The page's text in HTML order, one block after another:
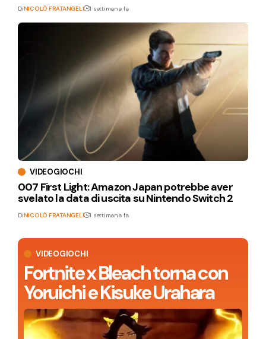
VIDEOGIOCHI
Fortnite x Bleach torna con
Yoruichi e Kisuke Urahara
DiNICOLÒ FRATANGELI 1 settimana fa
VIDEOGIOCHI
007 First Light: Amazon Japan potrebbe aver
svelato la data di uscita su Nintendo Switch 2
DiNICOLÒ FRATANGELI 1 settimana fa